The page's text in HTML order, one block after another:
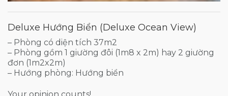
Deluxe Hướng Biển (Deluxe Ocean View)
– Phòng có diện tích 37m2
– Phòng gồm 1 giường đôi (1m8 x 2m) hay 2 giường
đơn (1m2x2m)
– Hướng phòng: Hướng biển
Your opinion counts!